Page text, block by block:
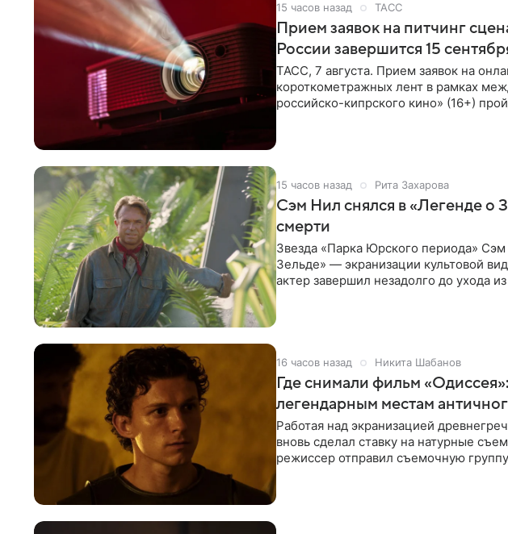
15 часов назад ТАСС
Прием заявок на питчинг
России завершится 15
ТАСС, 7 августа. Прием заявок на
короткометражных лент в рамках
российско-кипрского кино» (16+)
15 часов назад Рита Захарова
Сэм Нил снялся в «Легенде о
смерти
Звезда «Парка Юрского периода»
Зельде» — экранизации культовой
актер завершил незадолго до ухода
16 часов назад Никита Шабанов
Где снимали фильм
легендарным местам
Работая над экранизацией
вновь сделал ставку на натурные
режиссер отправил съемочную